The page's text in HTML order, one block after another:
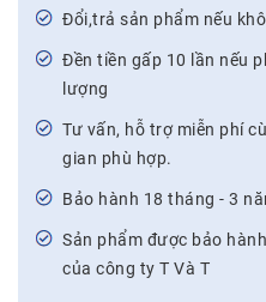
Đổi,trả sản phẩm nếu
Đền tiền gấp 10 lần nếu
lượng
Tư vấn, hỗ trợ miễn phí
gian phù hợp.
Bảo hành 18 tháng - 3
Sản phẩm được bảo
của công ty T Và T